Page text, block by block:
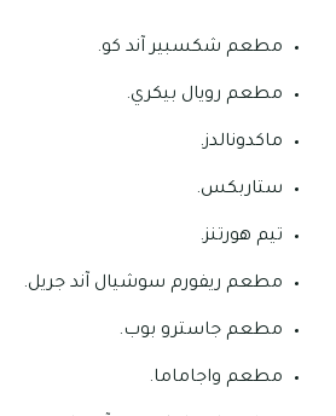
مطعم شكسبير آند كو.
مطعم رويال بيكري.
ماكدونالدز.
ستاربكس.
تيم هورتنز.
مطعم ريفورم سوشيال آند جريل.
مطعم جاسترو بوب.
مطعم واجاماما.